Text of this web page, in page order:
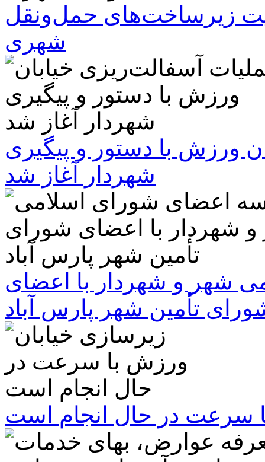
زیرساخت‌های حمل‌ونقل
شهری
ورزش با دستور و پیگیری
شهردار آغاز شد
شهر و شهردار با اعضای
تأمین شهر پارس آباد
سرعت در حال انجام است